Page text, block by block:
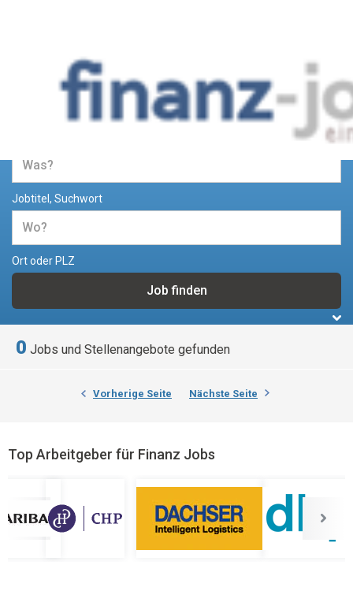
Jobs und Stellenangebote im
Bereich Finanzen
Jobtitel, Suchwort
Ort oder PLZ
0 Jobs und Stellenangebote gefunden
Vorherige Seite Nächste Seite
Top Arbeitgeber für Finanz Jobs